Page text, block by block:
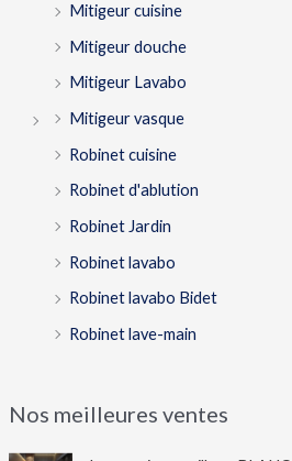
Mitigeur cuisine
Mitigeur douche
Mitigeur Lavabo
Mitigeur vasque
Robinet cuisine
Robinet d'ablution
Robinet Jardin
Robinet lavabo
Robinet lavabo Bidet
Robinet lave-main
Nos meilleures ventes